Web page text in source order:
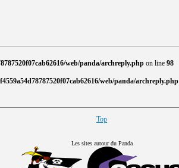
web/panda/archreply.php on line 98
web/panda/archreply.php
Top
Les sites autour du Panda